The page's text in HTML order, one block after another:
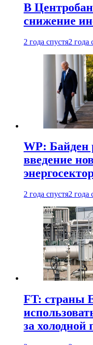
В
снижение
2 года спустя2 года
WP: Байден
введение
2 года спустя2 года
FT: страны
за холодной